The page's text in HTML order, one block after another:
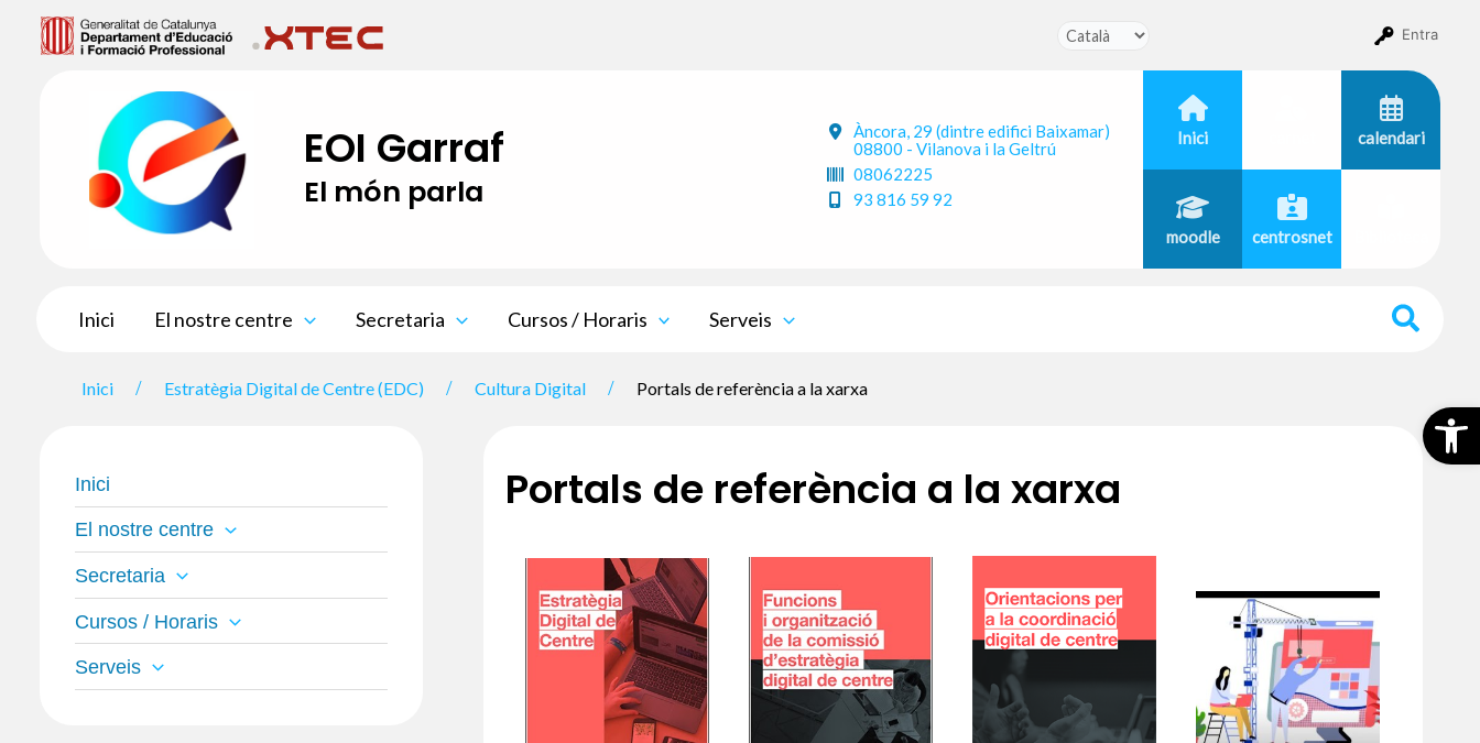
Entra
EOI Garraf
El món parla
Àncora, 29 (dintre edifici Baixamar)
08800 - Vilanova i la Geltrú
08062225
93 816 59 92
Inici calendari
moodle centrosnet
Inici El nostre centre Secretaria Cursos / Horaris Serveis
Inici Estratègia Digital de Centre (EDC) Cultura Digital Portals de referència a la xarxa
Inici
El nostre centre
Secretaria
Cursos / Horaris
Serveis
Portals de referència a la xarxa